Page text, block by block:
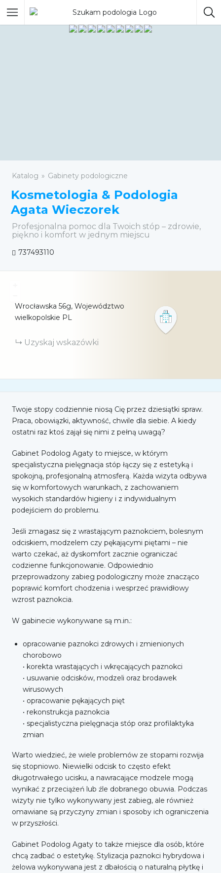
Katalog Gabinety podologiczne
Kosmetologia & Podologia
Agata Wieczorek
Profesjonalna pomoc dla Twoich stóp – zdrowie,
piękno i komfort w jednym miejscu
737493110
Wrocławska 56g Województwo
wielkopolskie PL
Uzyskaj wskazówki
Twoje stopy codziennie niosą Cię przez dziesiątki spraw.
Praca, obowiązki, aktywność, chwile dla siebie. A kiedy
ostatni raz ktoś zajął się nimi z pełną uwagą?
Gabinet Podolog Agaty to miejsce, w którym
specjalistyczna pielęgnacja stóp łączy się z estetyką i
spokojną, profesjonalną atmosferą. Każda wizyta odbywa
się w komfortowych warunkach, z zachowaniem
wysokich standardów higieny i z indywidualnym
podejściem do problemu.
Jeśli zmagasz się z wrastającym paznokciem, bolesnym
odciskiem, modzelem czy pękającymi piętami – nie
warto czekać, aż dyskomfort zacznie ograniczać
codzienne funkcjonowanie. Odpowiednio
przeprowadzony zabieg podologiczny może znacząco
poprawić komfort chodzenia i wesprzeć prawidłowy
wzrost paznokcia.
W gabinecie wykonywane są m.in.:
opracowanie paznokci zdrowych i zmienionych
chorobowo
• korekta wrastających i wkręcających paznokci
• usuwanie odcisków, modzeli oraz brodawek
wirusowych
• opracowanie pękających pięt
• rekonstrukcja paznokcia
• specjalistyczna pielęgnacja stóp oraz profilaktyka
zmian
Warto wiedzieć, że wiele problemów ze stopami rozwija
się stopniowo. Niewielki odcisk to często efekt
długotrwałego ucisku, a nawracające modzele mogą
wynikać z przeciążeń lub źle dobranego obuwia. Podczas
wizyty nie tylko wykonywany jest zabieg, ale również
omawiane są przyczyny zmian i sposoby ich ograniczenia
w przyszłości.
Gabinet Podolog Agaty to także miejsce dla osób, które
chcą zadbać o estetykę. Stylizacja paznokci hybrydowa i
żelowa wykonywana jest z dbałością o naturalną płytkę i